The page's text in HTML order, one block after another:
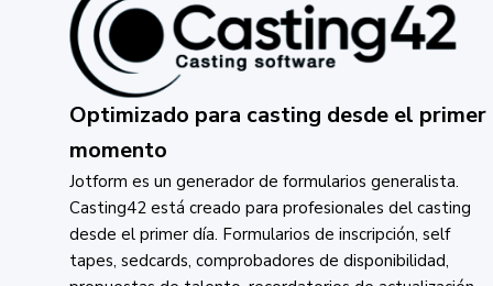
Optimizado para casting desde el primer
momento
Jotform es un generador de formularios generalista.
Casting42 está creado para profesionales del casting
desde el primer día. Formularios de inscripción, self
tapes, sedcards, comprobadores de disponibilidad,